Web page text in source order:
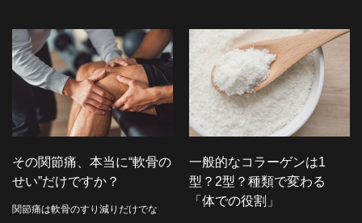
その関節痛、本当に“軟骨の
せい”だけですか？
関節痛は軟骨のすり減りだけでな
一般的なコラーゲンは1
型？2型？種類で変わる
「体での役割」